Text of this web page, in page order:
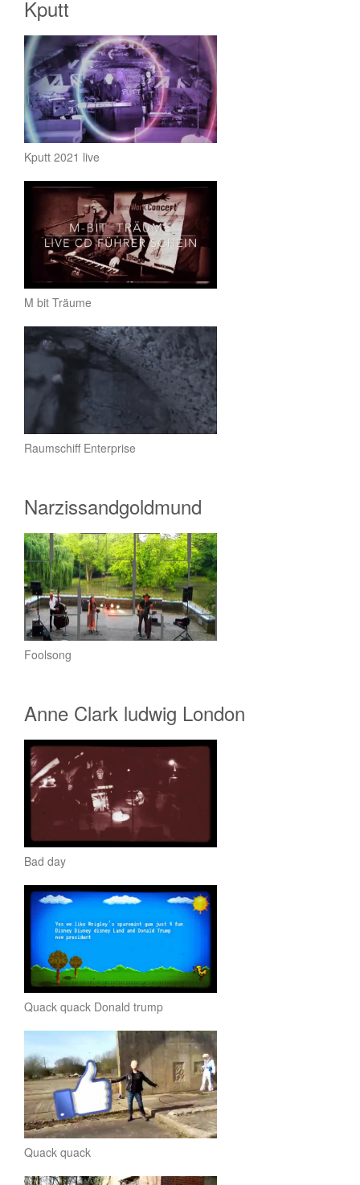
Kputt
Kputt 2021 live
M bit Träume
Raumschiff Enterprise
Narzissandgoldmund
Foolsong
Anne Clark ludwig London
Bad day
Quack quack Donald trump
Quack quack